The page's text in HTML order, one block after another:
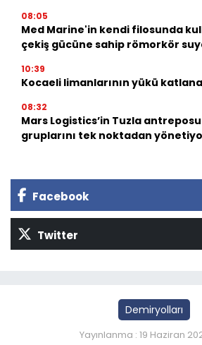
08:05
Med Marine'in kendi filosunda
çekiş gücüne sahip römorkör
10:39
Kocaeli limanlarının yükü
08:32
Mars Logistics’in Tuzla
gruplarını tek noktadan
Facebook
Twitter
Demiryolları
Yayınlanma : 19 Haziran